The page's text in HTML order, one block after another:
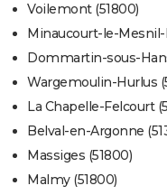
Voilemont (51800)
Minaucourt-le-Mesnil-
Dommartin-sous-
Wargemoulin-Hurlus
La Chapelle-Felcourt
Belval-en-Argonne
Massiges (51800)
Malmy (51800)